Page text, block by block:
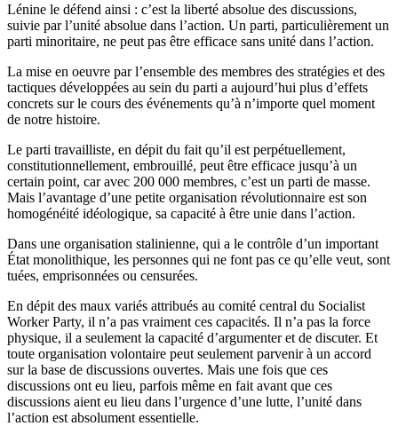
Lénine le défend ainsi : c’est la liberté absolue des discussions,
suivie par l’unité absolue dans l’action. Un parti, particulièrement un
parti minoritaire, ne peut pas être efficace sans unité dans l’action.
La mise en oeuvre par l’ensemble des membres des stratégies et des
tactiques développées au sein du parti a aujourd’hui plus d’effets
concrets sur le cours des événements qu’à n’importe quel moment
de notre histoire.
Le parti travailliste, en dépit du fait qu’il est perpétuellement,
constitutionnellement, embrouillé, peut être efficace jusqu’à un
certain point, car avec 200 000 membres, c’est un parti de masse.
Mais l’avantage d’une petite organisation révolutionnaire est son
homogénéité idéologique, sa capacité à être unie dans l’action.
Dans une organisation stalinienne, qui a le contrôle d’un important
État monolithique, les personnes qui ne font pas ce qu’elle veut, sont
tuées, emprisonnées ou censurées.
En dépit des maux variés attribués au comité central du Socialist
Worker Party, il n’a pas vraiment ces capacités. Il n’a pas la force
physique, il a seulement la capacité d’argumenter et de discuter. Et
toute organisation volontaire peut seulement parvenir à un accord
sur la base de discussions ouvertes. Mais une fois que ces
discussions ont eu lieu, parfois même en fait avant que ces
discussions aient eu lieu dans l’urgence d’une lutte, l’unité dans
l’action est absolument essentielle.